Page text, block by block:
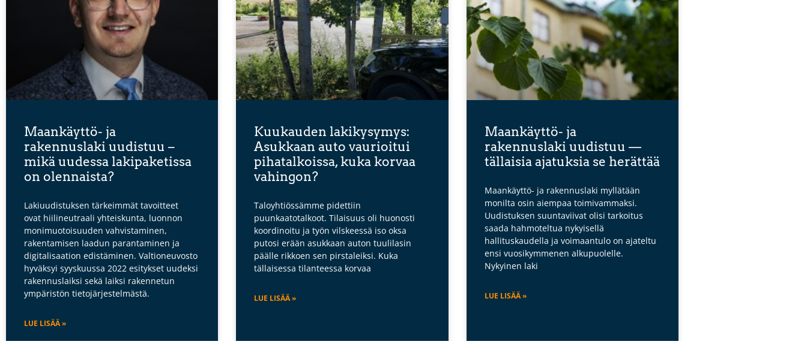
Maankäyttö- ja
rakennuslaki uudistuu –
mikä uudessa lakipaketissa
on olennaista?
Lakiuudistuksen tärkeimmät tavoitteet
ovat hiilineutraali yhteiskunta, luonnon
monimuotoisuuden vahvistaminen,
rakentamisen laadun parantaminen ja
digitalisaation edistäminen. Valtioneuvosto
hyväksyi syyskuussa 2022 esitykset uudeksi
rakennuslaiksi sekä laiksi rakennetun
ympäristön tietojärjestelmästä.
LUE LISÄÄ »
Kuukauden lakikysymys:
Asukkaan auto vaurioitui
pihatalkoissa, kuka korvaa
vahingon?
Taloyhtiössämme pidettiin
puunkaatotalkoot. Tilaisuus oli huonosti
koordinoitu ja työn vilskeessä iso oksa
putosi erään asukkaan auton tuulilasin
päälle rikkoen sen pirstaleiksi. Kuka
tällaisessa tilanteessa korvaa
LUE LISÄÄ »
Maankäyttö- ja
rakennuslaki uudistuu —
tällaisia ajatuksia se herättää
Maankäyttö- ja rakennuslaki myllätään
monilta osin aiempaa toimivammaksi.
Uudistuksen suuntaviivat olisi tarkoitus
saada hahmoteltua nykyisellä
hallituskaudella ja voimaantulo on ajateltu
ensi vuosikymmenen alkupuolelle.
Nykyinen laki
LUE LISÄÄ »